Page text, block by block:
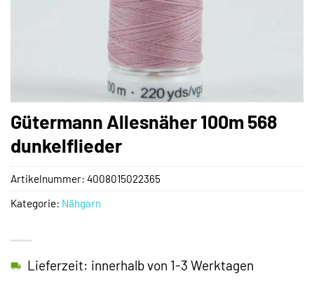
Gütermann Allesnäher 100m 568
dunkelflieder
Lieferzeit: innerhalb von 1-3 Werktagen
Artikelnummer: 4008015022365
Kategorie: Nähgarn